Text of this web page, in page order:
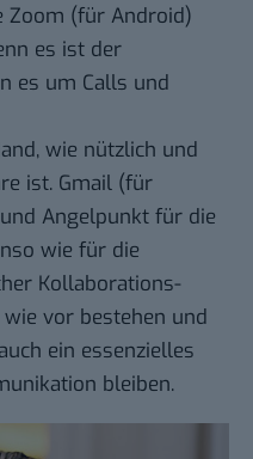
Zoom (für Android)
es ist der
es um Calls und
wie nützlich und
ist. Gmail (für
Angelpunkt für die
wie für die
Kollaborations-
vor bestehen und
ein essenzielles
bleiben.